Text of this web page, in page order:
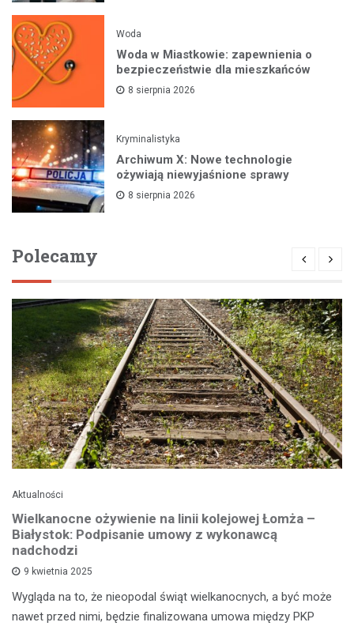
Woda
Woda w Miastkowie: zapewnienia o
bezpieczeństwie dla mieszkańców
8 sierpnia 2026
Kryminalistyka
Archiwum X: Nowe technologie
ożywiają niewyjaśnione sprawy
8 sierpnia 2026
Polecamy
Aktualności
Wielkanocne ożywienie na linii kolejowej Łomża –
Białystok: Podpisanie umowy z wykonawcą
nadchodzi
9 kwietnia 2025
Wygląda na to, że nieopodal świąt wielkanocnych, a być może
nawet przed nimi, będzie finalizowana umowa między PKP